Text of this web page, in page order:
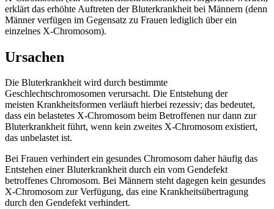
erklärt das erhöhte Auftreten der Bluterkrankheit bei Männern (denn
Männer verfügen im Gegensatz zu Frauen lediglich über ein
einzelnes X-Chromosom).
Ursachen
Die Bluterkrankheit wird durch bestimmte
Geschlechtschromosomen verursacht. Die Entstehung der
meisten Krankheitsformen verläuft hierbei rezessiv; das bedeutet,
dass ein belastetes X-Chromosom beim Betroffenen nur dann zur
Bluterkrankheit führt, wenn kein zweites X-Chromosom existiert,
das unbelastet ist.
Bei Frauen verhindert ein gesundes Chromosom daher häufig das
Entstehen einer Bluterkrankheit durch ein vom Gendefekt
betroffenes Chromosom. Bei Männern steht dagegen kein gesundes
X-Chromosom zur Verfügung, das eine Krankheitsübertragung
durch den Gendefekt verhindert.